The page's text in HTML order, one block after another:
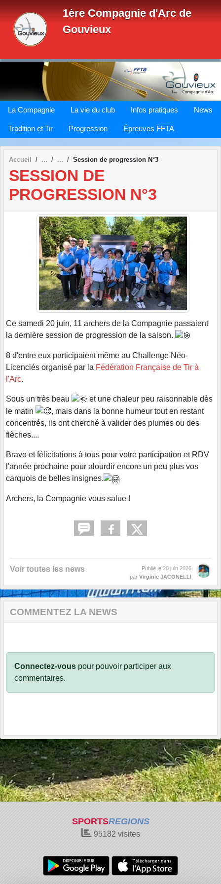
1ère Compagnie d'Arc de
Gouvieux
La Compagnie La vie du club Infos pratiques News
Tradition et Tir Progression Épreuves FFTA
Accueil Session de progression N°3
SESSION DE
PROGRESSION N°3
Ce samedi 20 juin, 11 archers de la Compagnie passaient
la dernière session de progression de la saison.
8 d'entre eux participaient même au Challenge Néo-
Licenciés organisé par la Fédération Française de Tir à
l'Arc.
Sous un très beau
et une chaleur peu raisonnable dès
le matin
, mais dans la bonne humeur tout en restant
concentrés, ils ont cherché à valider des plumes ou des
flèches....
Bravo et félicitations à tous pour votre participation et RDV
l'année prochaine pour alourdir encore un peu plus vos
carquois de belles insignes.
Archers, la Compagnie vous salue !
Voir toutes les news Publié le 20 juin 2026
par Virginie JACONELLI
COMMENTEZ LA NEWS
Connectez-vous pour pouvoir participer aux
commentaires.
SPORTSREGIONS
95182 visites